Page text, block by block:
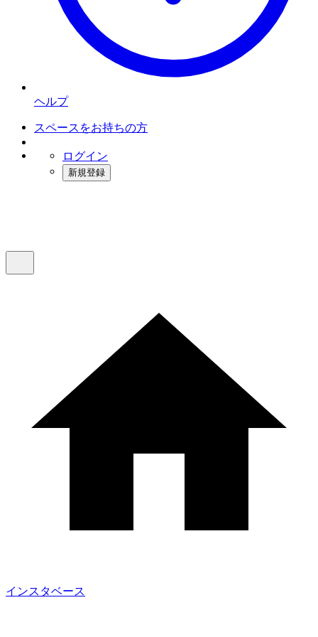
ヘルプ
スペースをお持ちの方
ログイン
新規登録
インスタベース